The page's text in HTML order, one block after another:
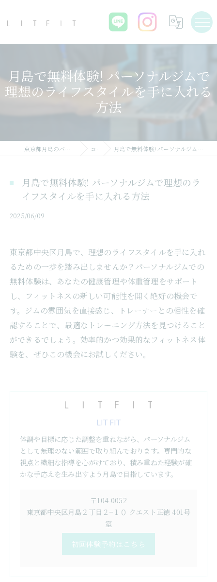
月島で無料体験! パーソナルジムで
理想のライフスタイルを手に入れる
方法
東京都月島のパーソナルジムならLIT FIT コラム 月島で無料体験! パーソナルジムで理想のライフスタイルを手に入れる方法
月島で無料体験! パーソナルジムで理想のラ
イフスタイルを手に入れる方法
2025/06/09
東京都中央区月島で、理想のライフスタイルを手に入れ
るための一歩を踏み出しませんか？パーソナルジムでの
無料体験は、あなたの健康管理や体重管理をサポート
し、フィットネスの新しい可能性を開く絶好の機会で
す。ジムの雰囲気を直接感じ、トレーナーとの相性を確
認することで、最適なトレーニング方法を見つけること
ができるでしょう。効率的かつ効果的なフィットネス体
験を、ぜひこの機会にお試しください。
LIT FIT
体調や目標に応じた調整を重ねながら、パーソナルジム
として無理のない範囲で取り組んでおります。専門的な
視点と繊細な指導を心がけており、積み重ねた経験が確
かな手応えを生み出すよう月島で目指しています。
〒104-0052
東京都中央区月島２丁目２−１０ クエスト正徳 401号
室
初回体験予約はこちら